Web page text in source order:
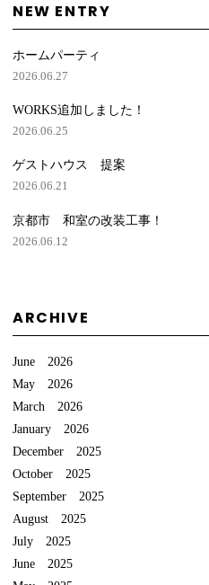
NEW ENTRY
ホームパーティ
2026.06.27
WORKS追加しました！
2026.06.25
ゲストハウス 提案
2026.06.21
京都市 和室の改装工事！
2026.06.12
ARCHIVE
June 2026
May 2026
March 2026
January 2026
December 2025
October 2025
September 2025
August 2025
July 2025
June 2025